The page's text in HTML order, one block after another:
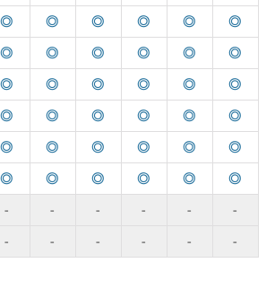
◎ ◎ ◎ ◎ ◎
◎
◎ ◎ ◎ ◎ ◎
◎
◎ ◎ ◎ ◎ ◎
◎
◎ ◎ ◎ ◎ ◎
◎
◎ ◎ ◎ ◎ ◎
◎
◎ ◎ ◎ ◎ ◎
◎
- - - - -
-
- - - - - -